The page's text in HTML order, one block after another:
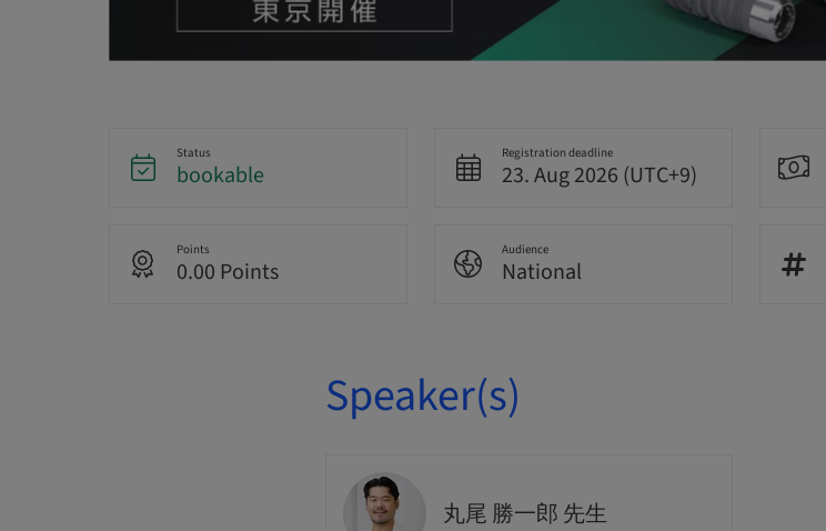
Status
bookable
Registration deadline
23. Aug 2026 (UTC+9)
Points
0.00 Points
Audience
National
Speaker(s)
丸尾 勝一郎 先生